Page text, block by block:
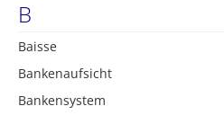
B
Baisse
Bankenaufsicht
Bankensystem